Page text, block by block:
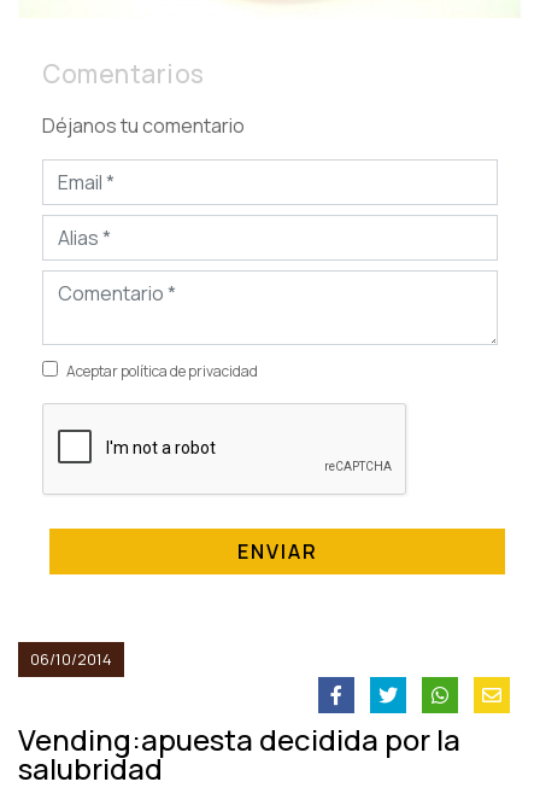
Comentarios
Déjanos tu comentario
Aceptar política de privacidad
ENVIAR
06/10/2014
Vending:apuesta decidida por la
salubridad